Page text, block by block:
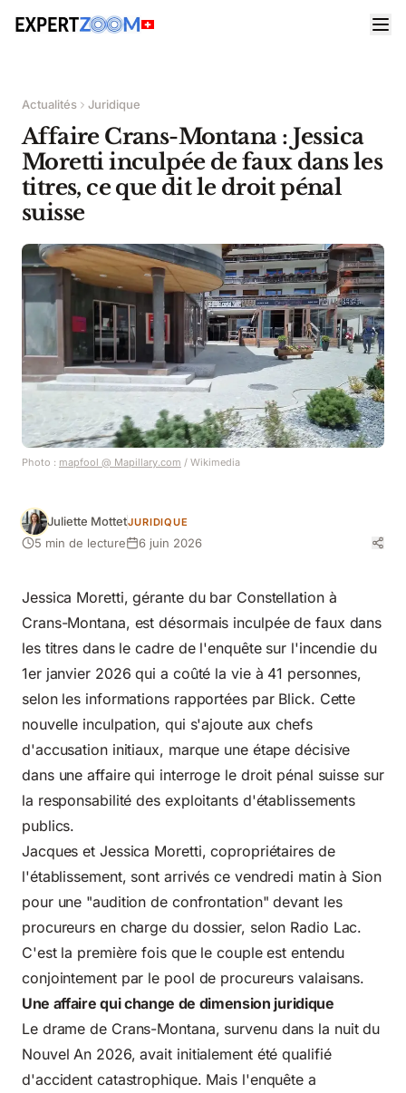
Actualités Juridique
Affaire Crans-Montana : Jessica
Moretti inculpée de faux dans les
titres, ce que dit le droit pénal
suisse
Photo : mapfool @ Mapillary.com / Wikimedia
Juliette MottetJURIDIQUE
5 min de lecture 6 juin 2026
Jessica Moretti, gérante du bar Constellation à
Crans-Montana, est désormais inculpée de faux dans
les titres dans le cadre de l'enquête sur l'incendie du
1er janvier 2026 qui a coûté la vie à 41 personnes,
selon les informations rapportées par Blick. Cette
nouvelle inculpation, qui s'ajoute aux chefs
d'accusation initiaux, marque une étape décisive
dans une affaire qui interroge le droit pénal suisse sur
la responsabilité des exploitants d'établissements
publics.
Jacques et Jessica Moretti, copropriétaires de
l'établissement, sont arrivés ce vendredi matin à Sion
pour une "audition de confrontation" devant les
procureurs en charge du dossier, selon Radio Lac.
C'est la première fois que le couple est entendu
conjointement par le pool de procureurs valaisans.
Une affaire qui change de dimension juridique
Le drame de Crans-Montana, survenu dans la nuit du
Nouvel An 2026, avait initialement été qualifié
d'accident catastrophique. Mais l'enquête a